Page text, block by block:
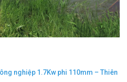
nghiệp 1.7Kw phi 110mm – Thiên